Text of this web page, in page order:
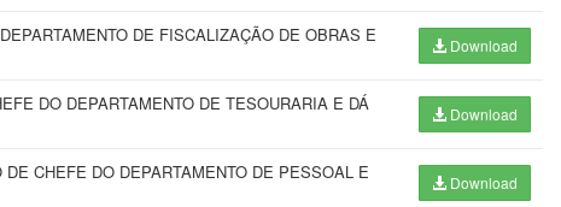
DE FISCALIZAÇÃO DE OBRAS E
Download
DO DEPARTAMENTO DE TESOURARIA E DÁ
Download
CHEFE DO DEPARTAMENTO DE PESSOAL E
Download